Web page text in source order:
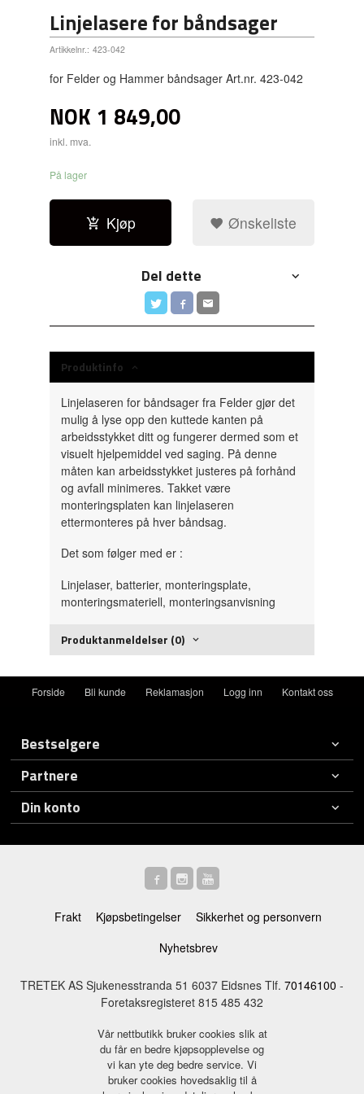
Linjelasere for båndsager
Artikkelnr.: 423-042
for Felder og Hammer båndsager Art.nr. 423-042
NOK 1 849,00
inkl. mva.
På lager
Kjøp Ønskeliste
Del dette
Produktinfo
Linjelaseren for båndsager fra Felder gjør det
mulig å lyse opp den kuttede kanten på
arbeidsstykket ditt og fungerer dermed som et
visuelt hjelpemiddel ved saging. På denne
måten kan arbeidsstykket justeres på forhånd
og avfall minimeres.Takket være
monteringsplaten kan linjelaseren
ettermonteres på hver båndsag.
Det som følger med er :
Linjelaser, batterier, monteringsplate,
monteringsmateriell, monteringsanvisning
Produktanmeldelser (0)
Forside Bli kunde Reklamasjon Logg inn Kontakt oss
Bestselgere
Partnere
Din konto
Frakt Kjøpsbetingelser
Sikkerhet og personvern
Nyhetsbrev
TRETEK AS Sjukenesstranda 51 6037 Eidsnes Tlf. 70146100 -
Foretaksregisteret 815 485 432
Vår nettbutikk bruker cookies slik at
du får en bedre kjøpsopplevelse og
vi kan yte deg bedre service. Vi
bruker cookies hovedsaklig til å